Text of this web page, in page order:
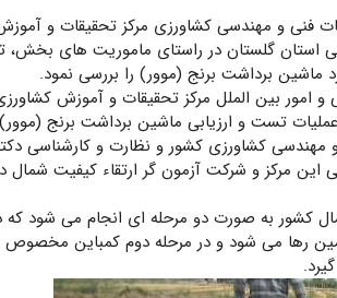
فنی و مهندسی کشاورزی مرکز تحقیقات و
استان گلستان در راستای ماموریت های
ماشین برداشت برنج (موور) را بررسی نمود.
و امور بین الملل مرکز تحقیقات و آموزش
عملیات تست و ارزیابی ماشین برداشت برنج
کشاورزی کشور و نظارت و کارشناسی
مرکز و شرکت آزمون گر ارتقاء کیفیت شمال
کشور به صورت دو مرحله ای انجام می شود که
رها می شود و در مرحله دوم کمباین مخصوص